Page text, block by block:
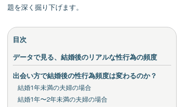
題を深く掘り下げます。
目次
データで見る、結婚後のリアルな性行為の頻度
出会い方で結婚後の性行為頻度は変わるのか？
結婚1年未満の夫婦の場合
結婚1年〜2年未満の夫婦の場合